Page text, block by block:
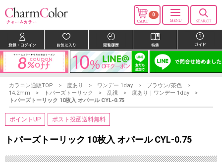
0
カラコン通販TOP 度あり ワンデー 1day
ブラウン/茶色
14.2mm
トパーズトーリック 乱視
度あり｜ワンデー 1day
トパーズトーリック 10枚入 オパール CYL-0.75
ポイントUP ポスト投函送料無料
トパーズトーリック 10枚入 オパール CYL-0.75